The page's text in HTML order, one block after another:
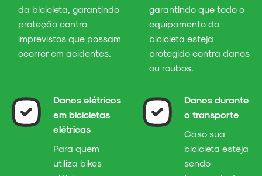
da bicicleta, garantindo
proteção contra
imprevistos que possam
ocorrer em acidentes.
garantindo que todo o
equipamento da
bicicleta esteja
protegido contra danos
ou roubos.
Danos elétricos
em bicicletas
elétricas
Para quem
utiliza bikes
Danos durante
o transporte
Caso sua
bicicleta esteja
sendo